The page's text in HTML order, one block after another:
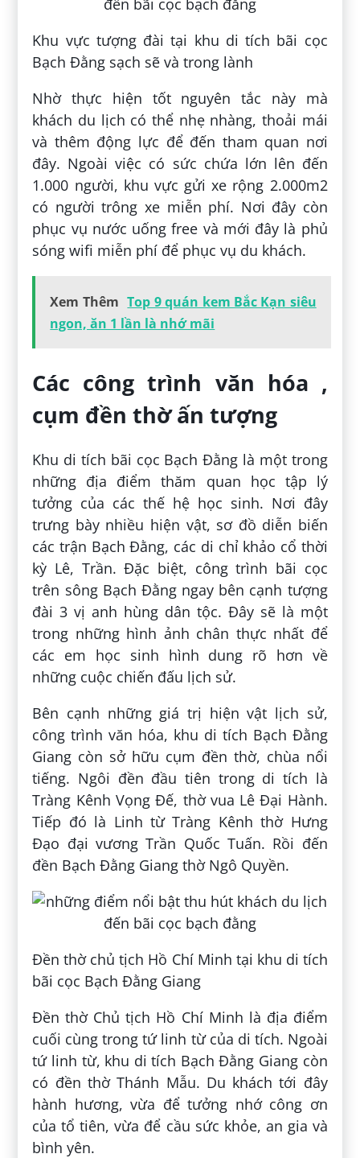
Khu vực tượng đài tại khu di tích bãi cọc
Bạch Đằng sạch sẽ và trong lành
Nhờ thực hiện tốt nguyên tắc này mà
khách du lịch có thể nhẹ nhàng, thoải mái
và thêm động lực để đến tham quan nơi
đây. Ngoài việc có sức chứa lớn lên đến
1.000 người, khu vực gửi xe rộng 2.000m2
có người trông xe miễn phí. Nơi đây còn
phục vụ nước uống free và mới đây là phủ
sóng wifi miễn phí để phục vụ du khách.
Xem Thêm Top 9 quán kem Bắc Kạn siêu
ngon, ăn 1 lần là nhớ mãi
Các công trình văn hóa ,
cụm đền thờ ấn tượng
Khu di tích bãi cọc Bạch Đằng là một trong
những địa điểm thăm quan học tập lý
tưởng của các thế hệ học sinh. Nơi đây
trưng bày nhiều hiện vật, sơ đồ diễn biến
các trận Bạch Đằng, các di chỉ khảo cổ thời
kỳ Lê, Trần. Đặc biệt, công trình bãi cọc
trên sông Bạch Đằng ngay bên cạnh tượng
đài 3 vị anh hùng dân tộc. Đây sẽ là một
trong những hình ảnh chân thực nhất để
các em học sinh hình dung rõ hơn về
những cuộc chiến đấu lịch sử.
Bên cạnh những giá trị hiện vật lịch sử,
công trình văn hóa, khu di tích Bạch Đằng
Giang còn sở hữu cụm đền thờ, chùa nổi
tiếng. Ngôi đền đầu tiên trong di tích là
Tràng Kênh Vọng Đế, thờ vua Lê Đại Hành.
Tiếp đó là Linh từ Tràng Kênh thờ Hưng
Đạo đại vương Trần Quốc Tuấn. Rồi đến
đền Bạch Đằng Giang thờ Ngô Quyền.
Đền thờ chủ tịch Hồ Chí Minh tại khu di tích
bãi cọc Bạch Đằng Giang
Đền thờ Chủ tịch Hồ Chí Minh là địa điểm
cuối cùng trong tứ linh từ của di tích. Ngoài
tứ linh từ, khu di tích Bạch Đằng Giang còn
có đền thờ Thánh Mẫu. Du khách tới đây
hành hương, vừa để tưởng nhớ công ơn
của tổ tiên, vừa để cầu sức khỏe, an gia và
bình yên.